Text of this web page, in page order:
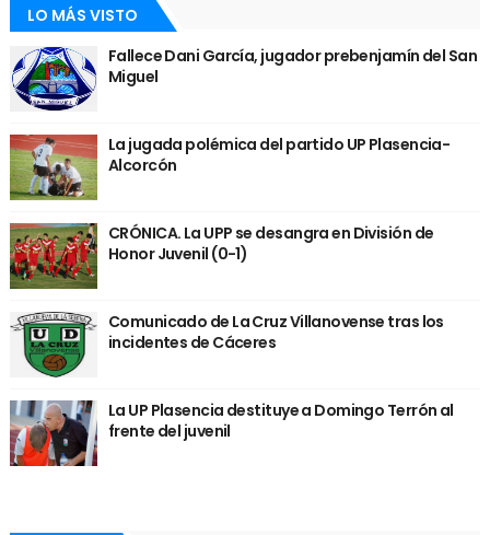
LO MÁS VISTO
Fallece Dani García, jugador prebenjamín del San
Miguel
La jugada polémica del partido UP Plasencia-
Alcorcón
CRÓNICA. La UPP se desangra en División de
Honor Juvenil (0-1)
Comunicado de La Cruz Villanovense tras los
incidentes de Cáceres
La UP Plasencia destituye a Domingo Terrón al
frente del juvenil